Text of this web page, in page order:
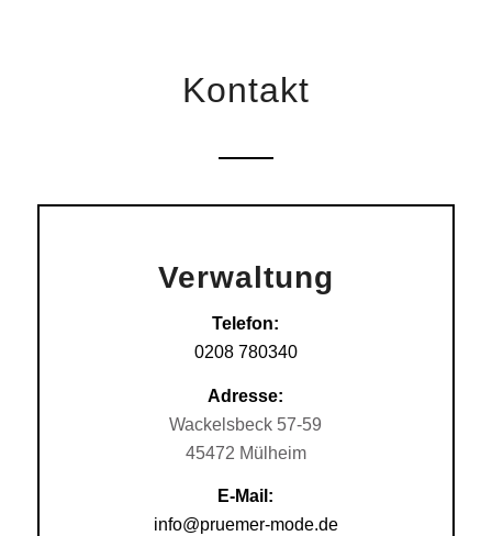
Kontakt
Verwaltung
Telefon:
0208 780340
Adresse:
Wackelsbeck 57-59
45472 Mülheim
E-Mail:
info@pruemer-mode.de